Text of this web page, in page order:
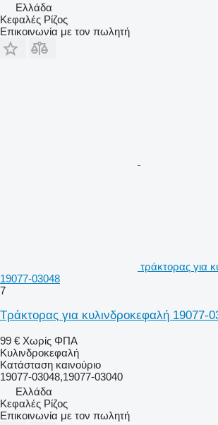
Ελλάδα
Κεφαλές Ρίζος
Επικοινωνία με τον πωλητή
τράκτορας για
19077-03048
7
Τράκτορας για κυλινδροκεφαλή 19077-
99 € Χωρίς ΦΠΑ
Κυλινδροκεφαλή
Κατάσταση καινούριο
19077-03048,19077-03040
Ελλάδα
Κεφαλές Ρίζος
Επικοινωνία με τον πωλητή